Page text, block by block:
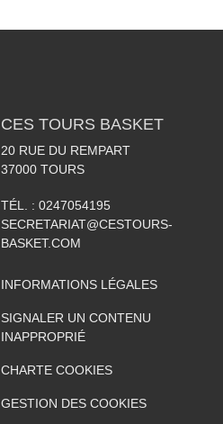
CES TOURS BASKET
20 RUE DU REMPART
37000 TOURS
TÉL. : 0247054195
SECRETARIAT@CESTOURS-
BASKET.COM
INFORMATIONS LÉGALES
SIGNALER UN CONTENU
INAPPROPRIÉ
CHARTE COOKIES
GESTION DES COOKIES